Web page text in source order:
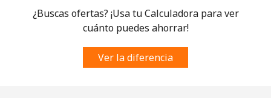
¿Buscas ofertas? ¡Usa tu Calculadora para ver
cuánto puedes ahorrar!
Ver la diferencia